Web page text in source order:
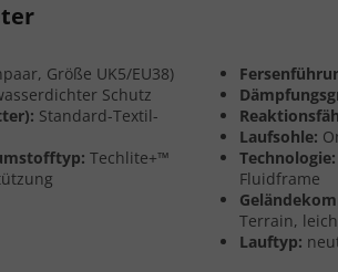
Größe UK5/EU38)
Schutz
Standard-Textil-
Techlite+™
Laufsohle:
Technologie:
Fluidframe
Terrain,
Lauftyp: